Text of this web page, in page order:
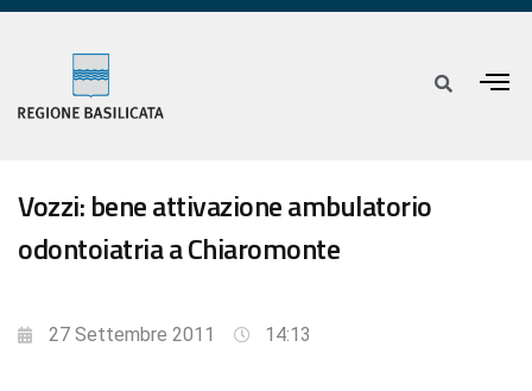
Vozzi: bene attivazione ambulatorio
odontoiatria a Chiaromonte
27 Settembre 2011 14:13